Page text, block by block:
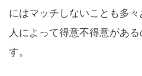
にはマッチしないことも多々
人によって得意不得意があ
す。